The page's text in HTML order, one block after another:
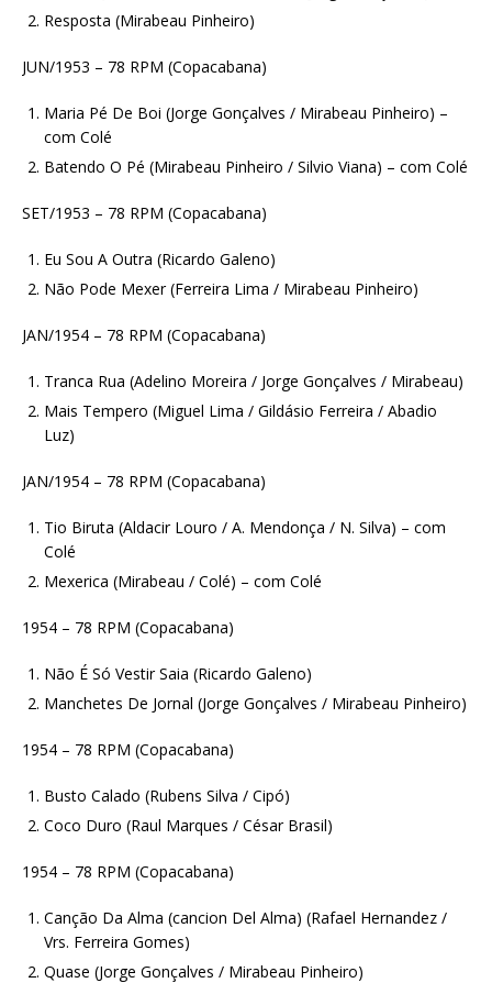
Resposta (Mirabeau Pinheiro)
JUN/1953 – 78 RPM (Copacabana)
Maria Pé De Boi (Jorge Gonçalves / Mirabeau Pinheiro) –
com Colé
Batendo O Pé (Mirabeau Pinheiro / Silvio Viana) – com Colé
SET/1953 – 78 RPM (Copacabana)
Eu Sou A Outra (Ricardo Galeno)
Não Pode Mexer (Ferreira Lima / Mirabeau Pinheiro)
JAN/1954 – 78 RPM (Copacabana)
Tranca Rua (Adelino Moreira / Jorge Gonçalves / Mirabeau)
Mais Tempero (Miguel Lima / Gildásio Ferreira / Abadio
Luz)
JAN/1954 – 78 RPM (Copacabana)
Tio Biruta (Aldacir Louro / A. Mendonça / N. Silva) – com
Colé
Mexerica (Mirabeau / Colé) – com Colé
1954 – 78 RPM (Copacabana)
Não É Só Vestir Saia (Ricardo Galeno)
Manchetes De Jornal (Jorge Gonçalves / Mirabeau Pinheiro)
1954 – 78 RPM (Copacabana)
Busto Calado (Rubens Silva / Cipó)
Coco Duro (Raul Marques / César Brasil)
1954 – 78 RPM (Copacabana)
Canção Da Alma (cancion Del Alma) (Rafael Hernandez /
Vrs. Ferreira Gomes)
Quase (Jorge Gonçalves / Mirabeau Pinheiro)